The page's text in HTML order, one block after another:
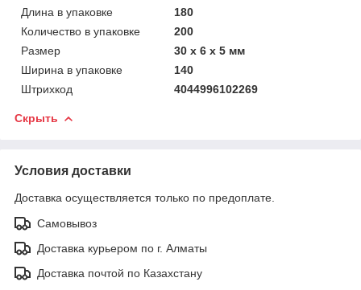
Длина в упаковке
180
Количество в упаковке
200
Размер
30 х 6 х 5 мм
Ширина в упаковке
140
Штрихкод
4044996102269
Скрыть
Условия доставки
Доставка осуществляется только по предоплате.
Самовывоз
Доставка курьером по г. Алматы
Доставка почтой по Казахстану